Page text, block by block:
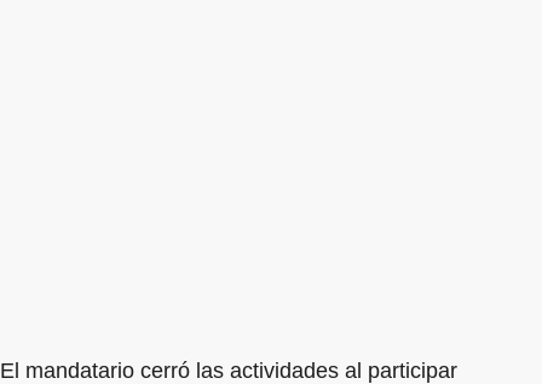
El mandatario cerró las actividades al participar